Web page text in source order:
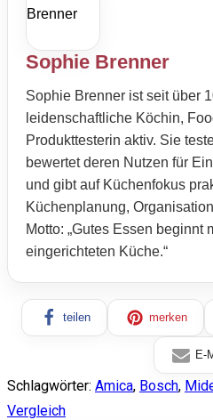
Sophie Brenner
Sophie Brenner ist seit über
leidenschaftliche Köchin,
Produkttesterin aktiv. Sie
bewertet deren Nutzen für
und gibt auf Küchenfokus
Küchenplanung,
Motto: „Gutes Essen beginnt
eingerichteten Küche.“
teilen merken
E-
Schlagwörter: Amica, Bosch,
Vergleich